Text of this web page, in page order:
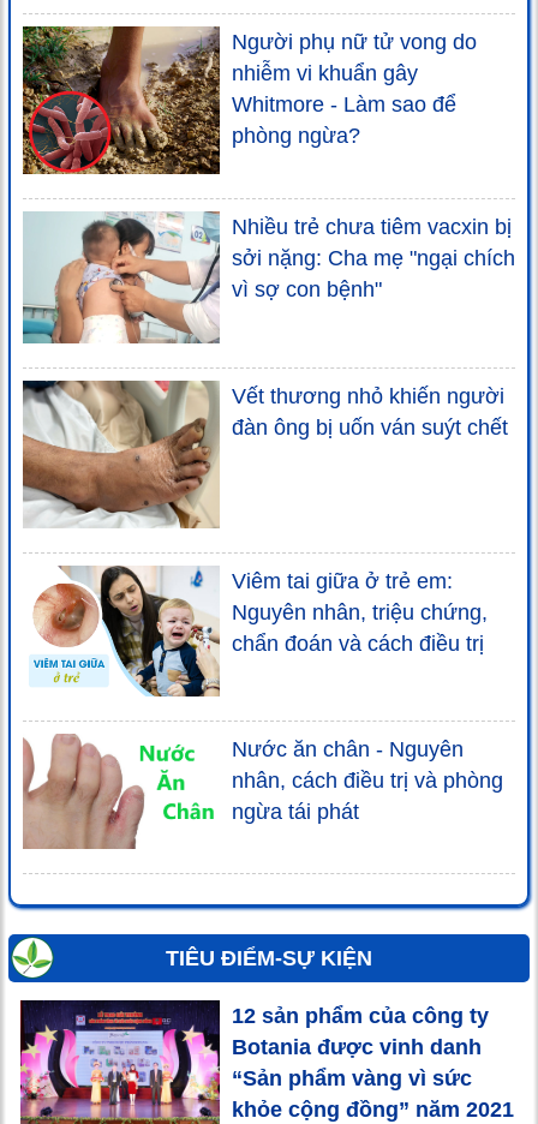
Người phụ nữ tử vong do
nhiễm vi khuẩn gây
Whitmore - Làm sao để
phòng ngừa?
Nhiều trẻ chưa tiêm vacxin bị
sởi nặng: Cha mẹ "ngại chích
vì sợ con bệnh"
Vết thương nhỏ khiến người
đàn ông bị uốn ván suýt chết
Viêm tai giữa ở trẻ em:
Nguyên nhân, triệu chứng,
chẩn đoán và cách điều trị
Nước ăn chân - Nguyên
nhân, cách điều trị và phòng
ngừa tái phát
TIÊU ĐIỂM-SỰ KIỆN
12 sản phẩm của công ty
Botania được vinh danh
“Sản phẩm vàng vì sức
khỏe cộng đồng” năm 2021